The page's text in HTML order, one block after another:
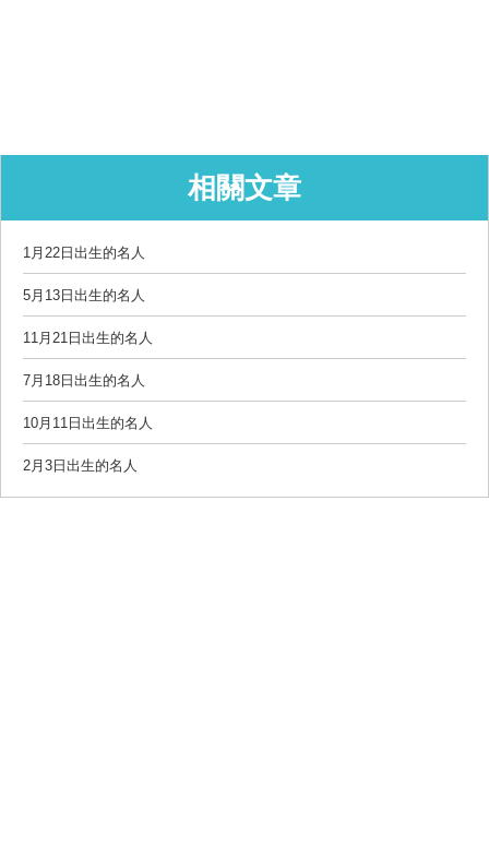
相關文章
1月22日出生的名人
5月13日出生的名人
11月21日出生的名人
7月18日出生的名人
10月11日出生的名人
2月3日出生的名人